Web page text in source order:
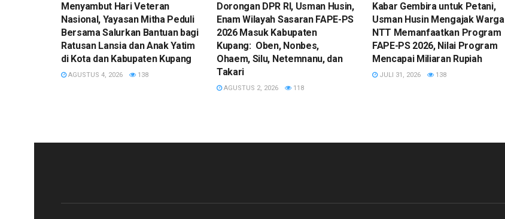
​Menyambut Hari Veteran
Nasional, Yayasan Mitha Peduli
Bersama Salurkan Bantuan bagi
Ratusan Lansia dan Anak Yatim
di Kota dan Kabupaten Kupang
AGUSTUS 4, 2026 138
Dorongan DPR RI, Usman Husin,
Enam Wilayah Sasaran FAPE-PS
2026 Masuk Kabupaten
Kupang: Oben, Nonbes,
Ohaem, Silu, Netemnanu, dan
Takari
AGUSTUS 2, 2026 118
Kabar Gembira untuk Petani,
Usman Husin Mengajak Warga
NTT Memanfaatkan Program
FAPE-PS 2026, Nilai Program
Mencapai Miliaran Rupiah
JULI 31, 2026 138